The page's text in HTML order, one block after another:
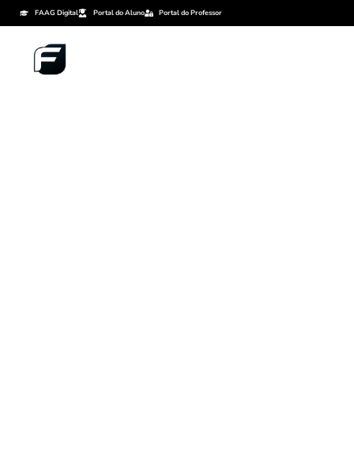
FAAG Digital Portal do Aluno Portal do Professor